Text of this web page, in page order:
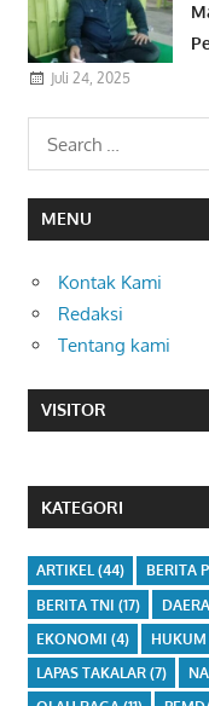
Juli 24, 2025
MENU
Kontak Kami
Redaksi
Tentang kami
VISITOR
KATEGORI
ARTIKEL(44) BERITA
BERITA TNI (17)
EKONOMI (4) HUKUM
LAPAS TAKALAR(7)